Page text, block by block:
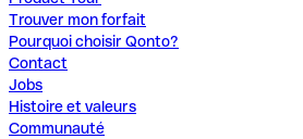
Trouver mon forfait
Pourquoi choisir Qonto?
Contact
Jobs
Histoire et valeurs
Communauté